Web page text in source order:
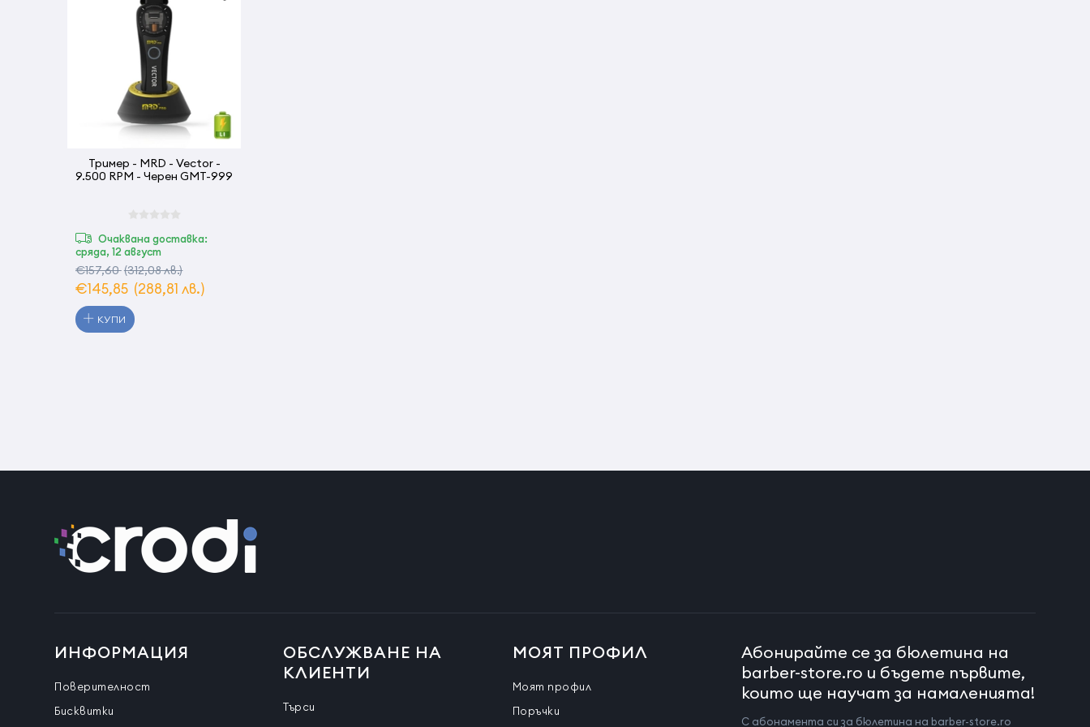
Тример - MRD - Vector -
9.500 RPM - Черен GMT-999
Очаквана доставка:
сряда, 12 август
€157,60(312,08 лв.)
€145,85 (288,81 лв.)
КУПИ
ИНФОРМАЦИЯ
Поверителност
Бисквитки
ОБСЛУЖВАНЕ НА
КЛИЕНТИ
Търси
МОЯТ ПРОФИЛ
Моят профил
Поръчки
Абонирайте се за бюлетина на
barber-store.ro и бъдете първите,
които ще научат за намаленията!
С абонамента си за бюлетина на barber-store.ro